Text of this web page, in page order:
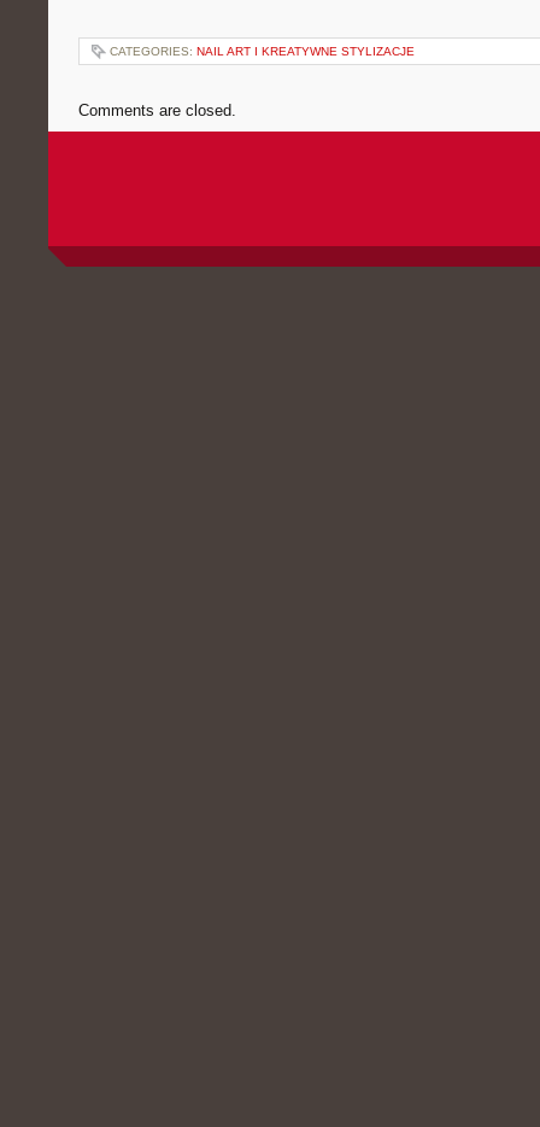
CATEGORIES: NAIL ART I KREATYWNE STYLIZACJE
Comments are closed.